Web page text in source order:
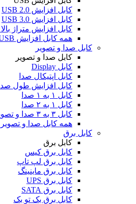
کابل افزایش USB 2.0
کابل افزایش USB 3.0
کابل افزایش متراژ بالا Active
همه کابل افزایش USB
کابل صدا و تصویر
کابل صدا و تصویر
کابل Display
کابل اپتیکال صدا
کابل افزایش طول صدا
کابل ۱ به ۱ صدا
کابل ۱ به ۲ صدا
کابل ۳ به ۳ صدا و تصویر
همه کابل صدا و تصویر
کابل برق
کابل برق
کابل برق کیس
کابل برق لپ تاپ
کابل برق ماینینگ
کابل برق UPS
کابل برق SATA
کابل برق بک تو بک